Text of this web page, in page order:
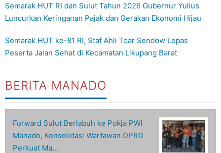
Semarak HUT RI dan Sulut Tahun 2026 Gubernur Yulius
Luncurkan Keringanan Pajak dan Gerakan Ekonomi Hijau
Semarak HUT ke-81 RI, Staf Ahli Toar Sendow Lepas
Peserta Jalan Sehat di Kecamatan Likupang Barat
BERITA MANADO
Forward Sulut Berlabuh ke Pokja PWI
Manado, Konsolidasi Wartawan DPRD
Perkuat Ma…